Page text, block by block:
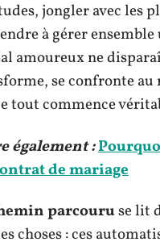
jongler avec les
à gérer
amoureux ne
se confronte au
tout commence
également :
de mariage
parcouruse lit
choses : ces